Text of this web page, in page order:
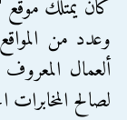
كان يمتلك
وعدد من
ألعمال
لصالح المخابرات